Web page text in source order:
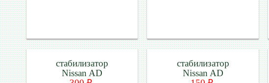
стабилизатор
Nissan AD
стабилизатор
Nissan AD